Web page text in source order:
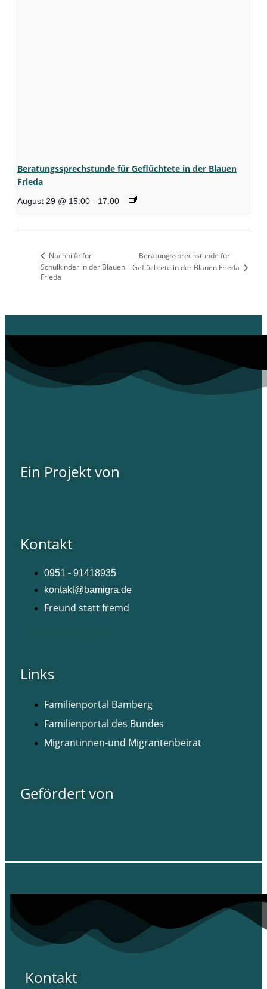
Beratungssprechstunde für Geflüchtete in der Blauen
Frieda
August 29 @ 15:00 - 17:00
Nachhilfe für
Schulkinder in der Blauen
Frieda
Beratungssprechstunde für
Geflüchtete in der Blauen Frieda
Ein Projekt von
Kontakt
0951 - 91418935
kontakt@bamigra.de
Freund statt fremd
Links
Familienportal Bamberg
Familienportal des Bundes
Migrantinnen-und Migrantenbeirat
Gefördert von
Kontakt